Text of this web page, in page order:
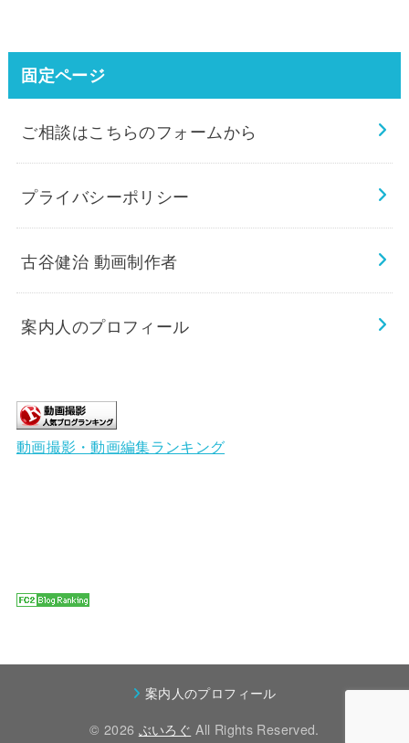
固定ページ
ご相談はこちらのフォームから
プライバシーポリシー
古谷健治 動画制作者
案内人のプロフィール
動画撮影・動画編集ランキング
案内人のプロフィール
© 2026 ぶいろぐ All Rights Reserved.